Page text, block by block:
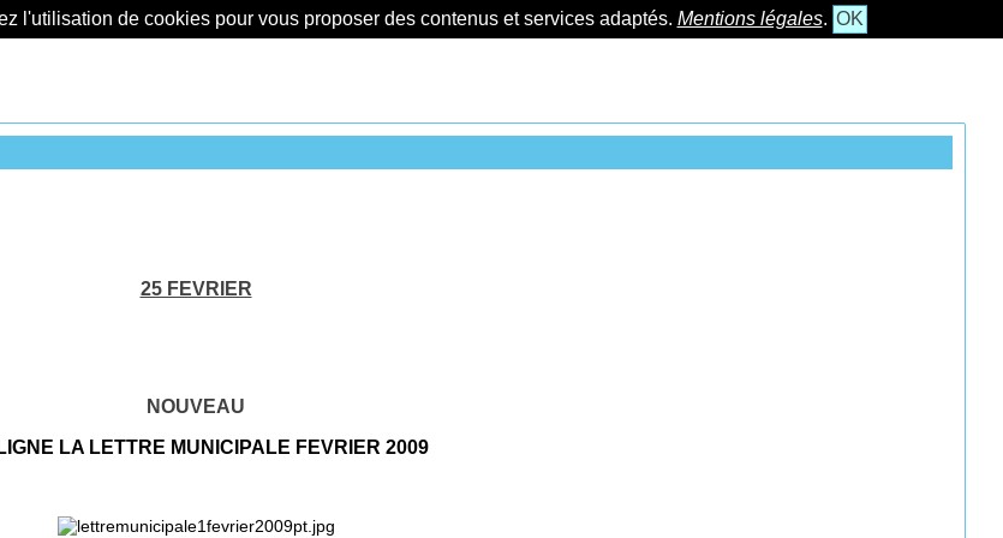
l'utilisation de cookies pour vous proposer des contenus et services adaptés. Mentions légales. OK
25 FEVRIER
NOUVEAU
LA LETTRE MUNICIPALE FEVRIER 2009